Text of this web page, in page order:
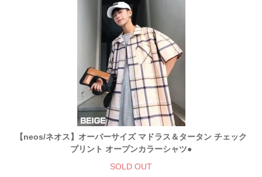
【neos/ネオス】オーバーサイズ マドラス＆タータン チェック
プリント オープンカラーシャツ●
SOLD OUT